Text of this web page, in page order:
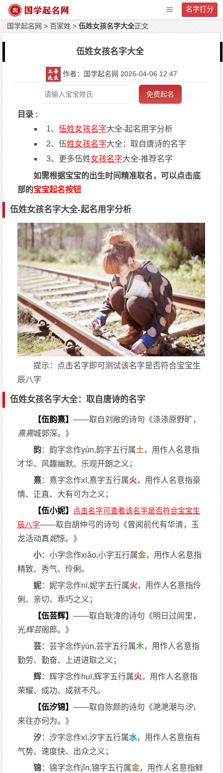
名字打分
国学起名网 >百家姓 >伍姓女孩名字大全正文
伍姓女孩名字大全
作者：国学起名网 2026-04-06 12:47
免费起名
目录 :
1、伍姓女孩名字大全-起名用字分析
2、伍姓女孩名字大全：取自唐诗的名字
3、更多伍姓女孩名字大全-推荐名字
如需根据宝宝的出生时间精准取名，可以点击底
部的宝宝起名按钮
伍姓女孩名字大全-起名用字分析
提示：点击名字即可测试该名字是否符合宝宝生
辰八字
伍姓女孩名字大全：取自唐诗的名字
【伍韵熹】——取自刘敞的诗句《涤涤原野旷，
熹熹城郭深。》
韵：韵字念作yùn,韵字五行属土，用作人名意指
才华、风趣幽默、乐观开朗之义；
熹：熹字念作xī,熹字五行属火，用作人名意指豪
情、正直、大有可为之义；
【伍小妮】
——取自胡仲弓的诗句《曾闻前代有华清，玉
龙活动真妮惊。》
小：小字念作xiǎo,小字五行属金，用作人名意指
精致、秀气、伶俐。
妮：妮字念作nī,妮字五行属火，用作人名意指伶
俐、亲切、乖巧之义；
【伍芸辉】——取自耿湋的诗句《明日过闾里，
光辉芸阁郎。》
芸：芸字念作yún,芸字五行属木，用作人名意指
勤劳、勤奋、上进进取之义；
辉：辉字念作huī,辉字五行属火，用作人名意指
荣耀、成功、成就不凡。
【伍汐锦】——取自陈颜的诗句《滟滟潮与汐，
来往亦何为。》
汐：汐字念作xī,汐字五行属水，用作人名意指有
气势、速度快、出众之义；
锦：锦字念作jǐn,锦字五行属金，用作人名意指鲜